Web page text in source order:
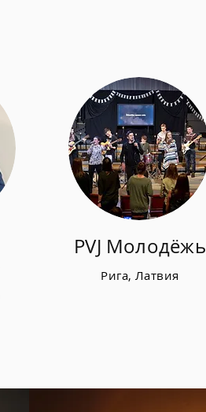
PVJ Молодёжь
Рига, Латвия